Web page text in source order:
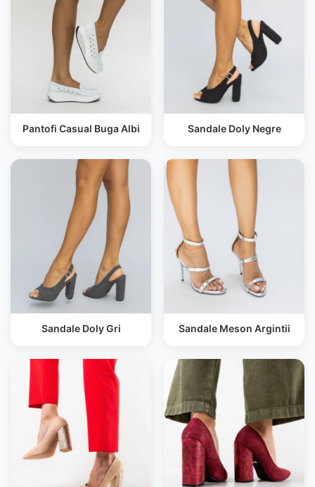
Pantofi Casual Buga Albi Sandale Doly Negre
Sandale Doly Gri Sandale Meson Argintii